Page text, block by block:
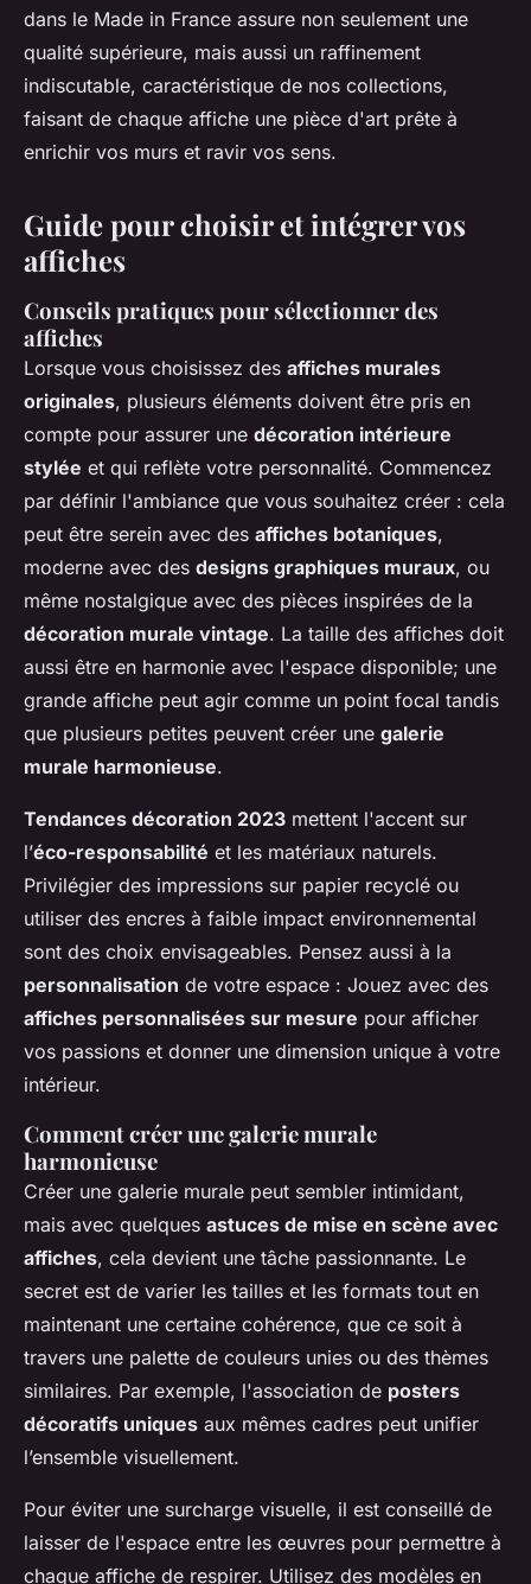
dans le Made in France assure non seulement une
qualité supérieure, mais aussi un raffinement
indiscutable, caractéristique de nos collections,
faisant de chaque affiche une pièce d'art prête à
enrichir vos murs et ravir vos sens.
Guide pour choisir et intégrer vos
affiches
Conseils pratiques pour sélectionner des
affiches
Lorsque vous choisissez des affiches murales
originales, plusieurs éléments doivent être pris en
compte pour assurer une décoration intérieure
stylée et qui reflète votre personnalité. Commencez
par définir l'ambiance que vous souhaitez créer : cela
peut être serein avec des affiches botaniques,
moderne avec des designs graphiques muraux, ou
même nostalgique avec des pièces inspirées de la
décoration murale vintage. La taille des affiches doit
aussi être en harmonie avec l'espace disponible; une
grande affiche peut agir comme un point focal tandis
que plusieurs petites peuvent créer une galerie
murale harmonieuse.
Tendances décoration 2023 mettent l'accent sur
l’éco-responsabilité et les matériaux naturels.
Privilégier des impressions sur papier recyclé ou
utiliser des encres à faible impact environnemental
sont des choix envisageables. Pensez aussi à la
personnalisation de votre espace : Jouez avec des
affiches personnalisées sur mesure pour afficher
vos passions et donner une dimension unique à votre
intérieur.
Comment créer une galerie murale
harmonieuse
Créer une galerie murale peut sembler intimidant,
mais avec quelques astuces de mise en scène avec
affiches, cela devient une tâche passionnante. Le
secret est de varier les tailles et les formats tout en
maintenant une certaine cohérence, que ce soit à
travers une palette de couleurs unies ou des thèmes
similaires. Par exemple, l'association de posters
décoratifs uniques aux mêmes cadres peut unifier
l’ensemble visuellement.
Pour éviter une surcharge visuelle, il est conseillé de
laisser de l'espace entre les œuvres pour permettre à
chaque affiche de respirer. Utilisez des modèles en